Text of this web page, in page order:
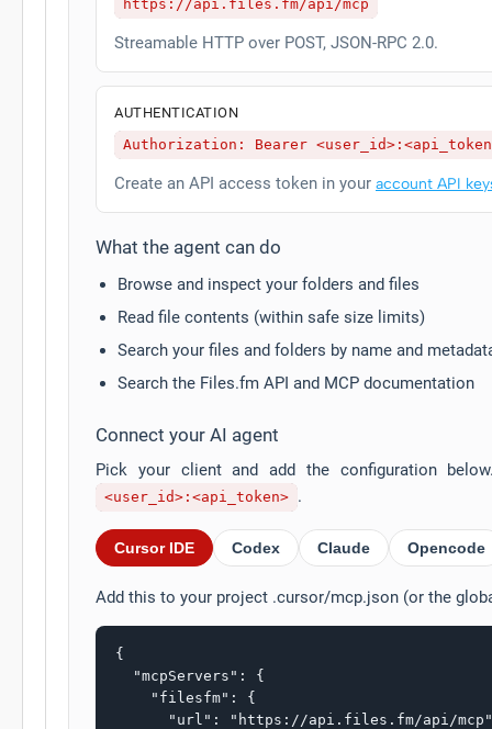
https://api.files.fm/api/mcp
Streamable HTTP over POST, JSON-RPC 2.0.
AUTHENTICATION
Authorization: Bearer
Create an API access token in your account API
What the agent can do
Browse and inspect your folders and files
Read file contents (within safe size limits)
Search your files and folders by name and
Search the Files.fm API and MCP documentation
Connect your AI agent
Pick your client and add the configuration
<user_id>:<api_token> .
Cursor IDE Codex Claude Opencode
Add this to your project .cursor/mcp.json (or the
{
  "mcpServers": {
    "filesfm": {
"url": "https://api.files.fm/api/